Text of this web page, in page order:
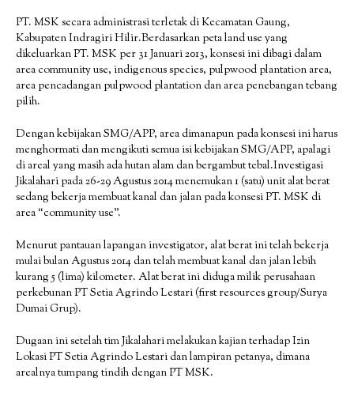
PT. MSK secara administrasi terletak di Kecamatan Gaung,
Kabupaten Indragiri Hilir.Berdasarkan peta land use yang
dikeluarkan PT. MSK per 31 Januari 2013, konsesi ini dibagi dalam
area community use, indigenous species, pulpwood plantation area,
area pencadangan pulpwood plantation dan area penebangan tebang
pilih.
Dengan kebijakan SMG/APP, area dimanapun pada konsesi ini harus
menghormati dan mengikuti semua isi kebijakan SMG/APP, apalagi
di areal yang masih ada hutan alam dan bergambut tebal.Investigasi
Jikalahari pada 26-29 Agustus 2014 menemukan 1 (satu) unit alat berat
sedang bekerja membuat kanal dan jalan pada konsesi PT. MSK di
area “community use”.
Menurut pantauan lapangan investigator, alat berat ini telah bekerja
mulai bulan Agustus 2014 dan telah membuat kanal dan jalan lebih
kurang 5 (lima) kilometer. Alat berat ini diduga milik perusahaan
perkebunan PT Setia Agrindo Lestari (first resources group/Surya
Dumai Grup).
Dugaan ini setelah tim Jikalahari melakukan kajian terhadap Izin
Lokasi PT Setia Agrindo Lestari dan lampiran petanya, dimana
arealnya tumpang tindih dengan PT MSK.